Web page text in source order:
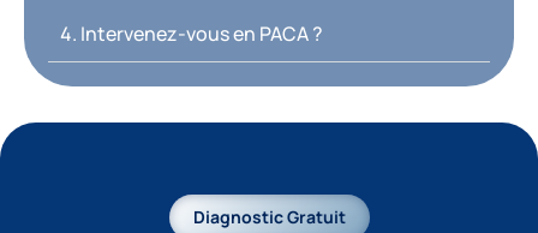
4. Intervenez-vous en PACA ?
Diagnostic Gratuit